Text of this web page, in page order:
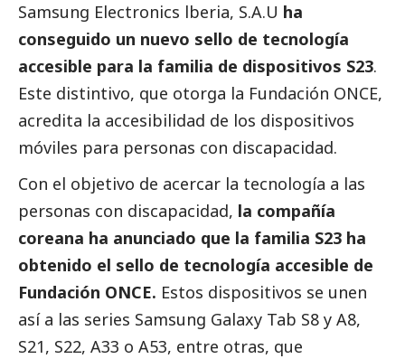
Samsung Electronics lberia, S.A.U ha
conseguido un nuevo sello de tecnología
accesible para la familia de dispositivos S23.
Este distintivo, que otorga la Fundación ONCE,
acredita la accesibilidad de los dispositivos
móviles para personas con discapacidad.
Con el objetivo de acercar la tecnología a las
personas con discapacidad, la compañía
coreana ha anunciado que la familia S23 ha
obtenido el sello de tecnología accesible de
Fundación ONCE. Estos dispositivos se unen
así a las series Samsung Galaxy Tab S8 y A8,
S21, S22, A33 o A53, entre otras, que